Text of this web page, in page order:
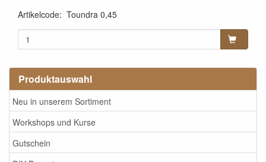
Produktauswahl
Neu in unserem Sortiment
Workshops und Kurse
Gutschein
Artikelcode: Toundra 0,45